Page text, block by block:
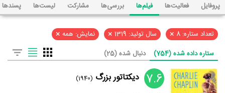
پروفایل فعالیت‌ها فیلم‌ها بررسی‌ها مشارکت لیست‌ها پسند‌ها
تعداد ستاره: 8 × سال تولید: 1319 × نمایش: همه ×
ستاره داده شده (754) دنبال شده (25)
7.6 دیکتاتور بزرگ (1940)